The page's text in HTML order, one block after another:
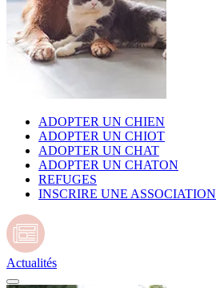
ADOPTER UN CHIEN
ADOPTER UN CHIOT
ADOPTER UN CHAT
ADOPTER UN CHATON
REFUGES
INSCRIRE UNE ASSOCIATION
Actualités